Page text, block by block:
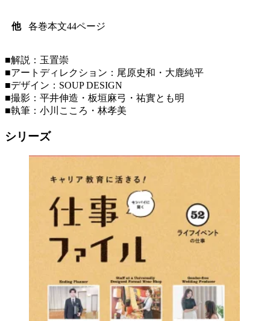
他 各巻本文44ページ
■解説：玉置崇
■アートディレクション：尾原史和・大鹿純平
■デザイン：SOUP DESIGN
■撮影：平井伸造・板垣麻弓・祐實とも明
■執筆：小川こころ・林孝美
シリーズ